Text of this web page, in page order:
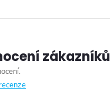
zákazníků